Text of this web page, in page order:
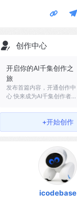
创作中心
开启你的AI千集创作之
旅
发布首篇内容，开通创作中
心 快来成为AI千集创作者吧
+开始创作
icodebase